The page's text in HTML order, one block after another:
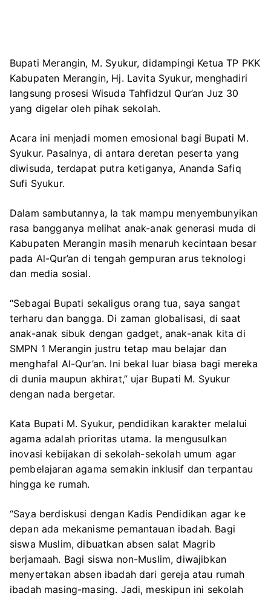
Bupati Merangin, M. Syukur, didampingi Ketua TP PKK
Kabupaten Merangin, Hj. Lavita Syukur, menghadiri
langsung prosesi Wisuda Tahfidzul Qur’an Juz 30
yang digelar oleh pihak sekolah.
Acara ini menjadi momen emosional bagi Bupati M.
Syukur. Pasalnya, di antara deretan peserta yang
diwisuda, terdapat putra ketiganya, Ananda Safiq
Sufi Syukur.
Dalam sambutannya, Ia tak mampu menyembunyikan
rasa bangganya melihat anak-anak generasi muda di
Kabupaten Merangin masih menaruh kecintaan besar
pada Al-Qur’an di tengah gempuran arus teknologi
dan media sosial.
“Sebagai Bupati sekaligus orang tua, saya sangat
terharu dan bangga. Di zaman globalisasi, di saat
anak-anak sibuk dengan gadget, anak-anak kita di
SMPN 1 Merangin justru tetap mau belajar dan
menghafal Al-Qur’an. Ini bekal luar biasa bagi mereka
di dunia maupun akhirat,” ujar Bupati M. Syukur
dengan nada bergetar.
Kata Bupati M. Syukur, pendidikan karakter melalui
agama adalah prioritas utama. Ia mengusulkan
inovasi kebijakan di sekolah-sekolah umum agar
pembelajaran agama semakin inklusif dan terpantau
hingga ke rumah.
“Saya berdiskusi dengan Kadis Pendidikan agar ke
depan ada mekanisme pemantauan ibadah. Bagi
siswa Muslim, dibuatkan absen salat Magrib
berjamaah. Bagi siswa non-Muslim, diwajibkan
menyertakan absen ibadah dari gereja atau rumah
ibadah masing-masing. Jadi, meskipun ini sekolah